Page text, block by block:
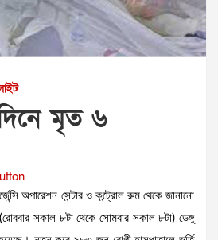
মৃত ৬
অপারেশন সেন্টার ও কন্ট্রোল রুম থেকে জানানো
সকাল ৮টা থেকে সোমবার সকাল ৮টা) ডেঙ্গু